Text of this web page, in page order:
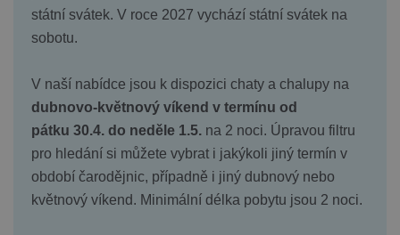
státní svátek. V roce 2027 vychází státní svátek na
sobotu.
V naší nabídce jsou k dispozici chaty a chalupy na
dubnovo-květnový víkend v termínu od
pátku 30.4. do neděle 1.5. na 2 noci. Úpravou filtru
pro hledání si můžete vybrat i jakýkoli jiný termín v
období čarodějnic, případně i jiný dubnový nebo
květnový víkend. Minimální délka pobytu jsou 2 noci.